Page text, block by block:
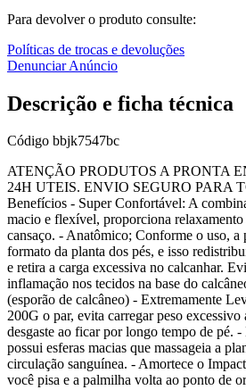
Para devolver o produto consulte:
Políticas de trocas e devoluções
Denunciar Anúncio
Descrição e ficha técnica
Código bbjk7547bc
️ATENÇÃO️ PRODUTOS A PRONTA
24H UTEIS. ENVIO SEGURO PARA
Benefícios - Super Confortável: A
macio e flexível, proporciona relaxamento
cansaço. - Anatômico; Conforme o uso, a
formato da planta dos pés, e isso
e retira a carga excessiva no calcanhar.
inflamação nos tecidos na base do
(esporão de calcâneo) - Extremamente
200G o par, evita carregar peso excessivo
desgaste ao ficar por longo tempo de pé.
possui esferas macias que massageia a
circulação sanguínea. - Amortece o
você pisa e a palmilha volta ao ponto de